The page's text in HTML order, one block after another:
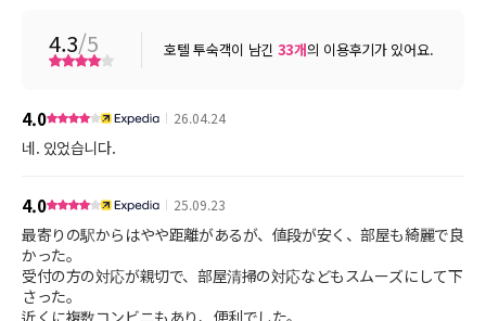
4.3/5 호텔 투숙객이 남긴 33개의 이용후기가 있어요.
4.0 26.04.24
네. 있었습니다.
4.0 25.09.23
最寄りの駅からはやや距離があるが、値段が安く、部屋も綺麗で良
かった。
受付の方の対応が親切で、部屋清掃の対応などもスムーズにして下
さった。
近くに複数コンビニもあり、便利でした。